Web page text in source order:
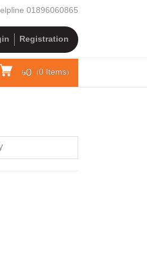
01896060865
Registration
৳0 (0 Items)